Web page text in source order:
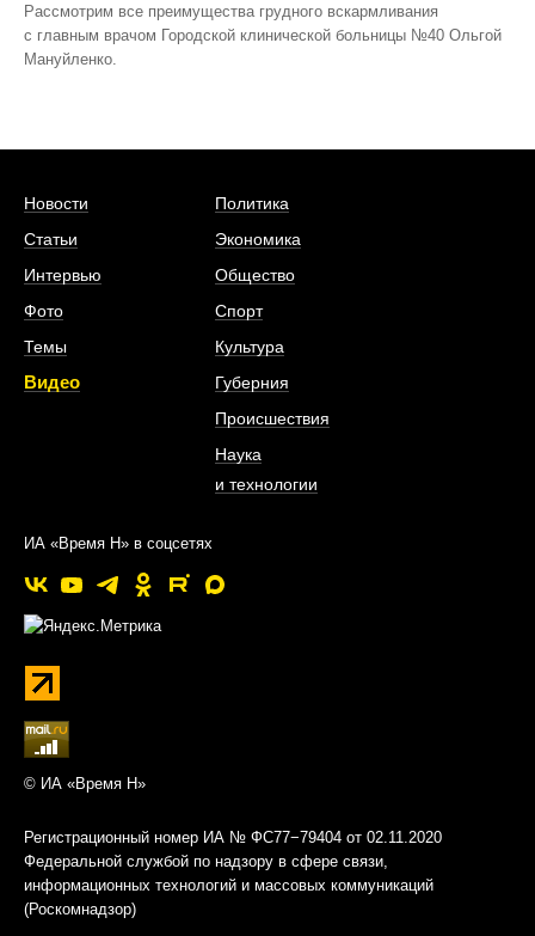
Рассмотрим все преимущества грудного вскармливания
с главным врачом Городской клинической больницы №40 Ольгой
Мануйленко.
Новости
Статьи
Интервью
Фото
Темы
Видео
Политика
Экономика
Общество
Спорт
Культура
Губерния
Происшествия
Наука
и технологии
ИА «Время Н» в соцсетях
© ИА «Время Н»
Регистрационный номер ИА № ФС77−79404 от 02.11.2020
Федеральной службой по надзору в сфере связи,
информационных технологий и массовых коммуникаций
(Роскомнадзор)